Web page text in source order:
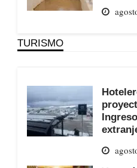
TURISMO